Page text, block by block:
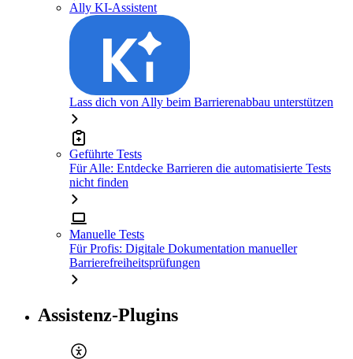
Ally KI-Assistent
Lass dich von Ally beim Barrierenabbau unterstützen
Geführte Tests
Für Alle: Entdecke Barrieren die automatisierte Tests
nicht finden
Manuelle Tests
Für Profis: Digitale Dokumentation manueller
Barrierefreiheitsprüfungen
Assistenz-Plugins